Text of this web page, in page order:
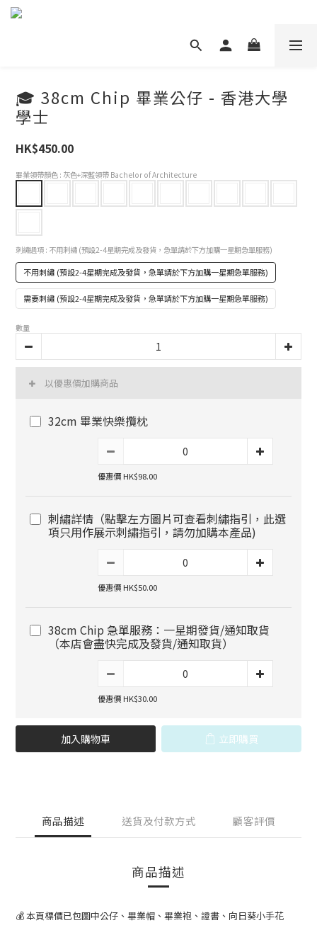
🎓 38cm Chip 畢業公仔 - 香港大學
學士
HK$450.00
畢業領帶顏色 : 灰色+深藍領帶 Bachelor of Architecture
刺繡選項 : 不用刺繡 (預設2-4星期完成及發貨，急單請於下方加購一星期急單服務)
不用刺繡 (預設2-4星期完成及發貨，急單請於下方加購一星期急單服務)
需要刺繡 (預設2-4星期完成及發貨，急單請於下方加購一星期急單服務)
數量
以優惠價加購商品
32cm 畢業快樂攬枕
優惠價 HK$98.00
刺繡詳情（點擊左方圖片可查看刺繡指引，此選
項只用作展示刺繡指引，請勿加購本產品)
優惠價 HK$50.00
38cm Chip 急單服務：一星期發貨/通知取貨
（本店會盡快完成及發貨/通知取貨）
優惠價 HK$30.00
加入購物車 立即購買
商品描述 送貨及付款方式 顧客評價
商品描述
💰 本頁標價已包圖中公仔、畢業帽、畢業袍、證書、向日葵小手花